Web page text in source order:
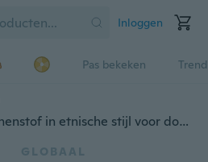
Inloggen
Pas bekeken
Kleurrijke katoen- en linnenstof in etnische stijl voor doe-het-zelf handgemaakte huis- of bardecoratie - TH-6140
GLOBAAL